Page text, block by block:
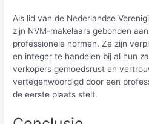
Als lid van de Nederlandse
zijn NVM-makelaars gebonden
professionele normen. Ze zijn
en integer te handelen bij al hun
verkopers gemoedsrust en
vertegenwoordigd door een
de eerste plaats stelt.